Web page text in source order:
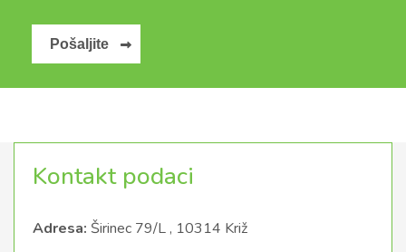
Pošaljite
Kontakt podaci
Adresa: Širinec 79/L , 10314 Križ